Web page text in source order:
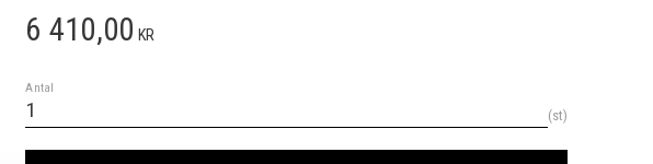
6 410,00 KR
Antal
st